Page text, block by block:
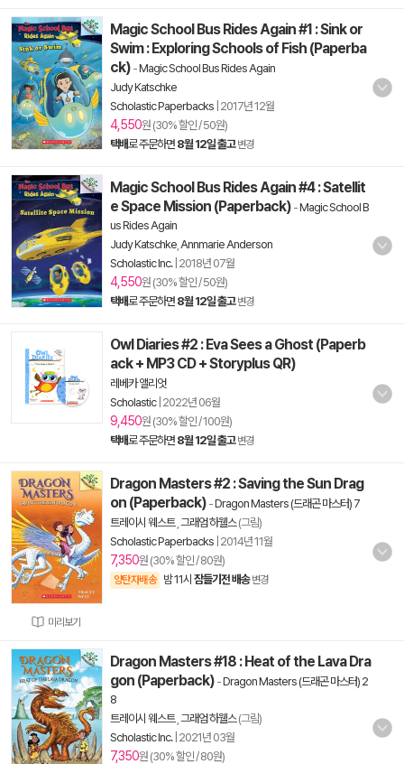
Magic School Bus Rides Again #1 : Sink or
Swim : Exploring Schools of Fish (Paperba
ck) -Magic School Bus Rides Again
Judy Katschke
Scholastic Paperbacks 2017년 12월
4,550원 (30% 할인 / 50원)
택배로 주문하면 8월 12일 출고 변경
Magic School Bus Rides Again #4 : Satellit
e Space Mission (Paperback) -Magic School B
us Rides Again
Judy Katschke Annmarie Anderson
Scholastic Inc.| 2018년 07월
4,550원 (30% 할인 / 50원)
택배로 주문하면 8월 12일 출고 변경
Owl Diaries #2 : Eva Sees a Ghost (Paperb
ack + MP3 CD + Storyplus QR)
레베카 앨리엇
Scholastic| 2022년 06월
9,450원 (30% 할인 / 100원)
택배로 주문하면 8월 12일 출고 변경
미리보기
Dragon Masters #2 : Saving the Sun Drag
on (Paperback) -Dragon Masters (드래곤 마스터) 7
트레이시 웨스트, 그래엄 하웰스(그림)
Scholastic Paperbacks 2014년 11월
7,350원 (30% 할인 / 80원)
양탄자배송 밤 11시 잠들기전 배송 변경
Dragon Masters #18 : Heat of the Lava Dra
gon (Paperback) -Dragon Masters (드래곤 마스터) 2
8
트레이시 웨스트, 그래엄 하웰스(그림)
Scholastic Inc.| 2021년 03월
7,350원 (30% 할인 / 80원)